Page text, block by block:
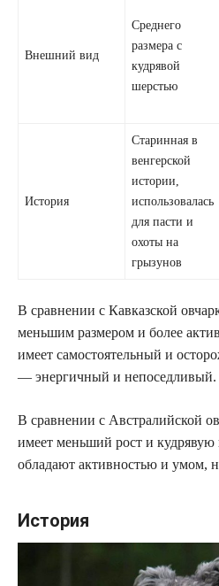
Внешний вид
Среднего
размера с
кудрявой
шерстью
История
Старинная в
венгерской
истории,
использовалась
для пасти и
охоты на
грызунов
В сравнении с Кавказской
меньшим размером и более
имеет самостоятельный и
— энергичный и непоседливый.
В сравнении с Австралийской
имеет меньший рост и
обладают активностью и умом,
История